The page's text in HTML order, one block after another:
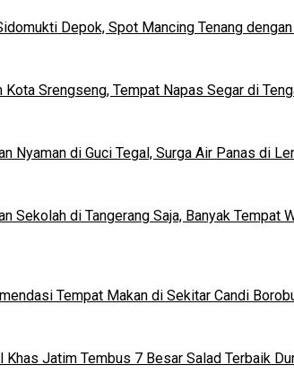
Depok, Spot Mancing Tenang
Kota Srengseng, Tempat Napas Segar di
Nyaman di Guci Tegal, Surga Air Panas di
Sekolah di Tangerang Saja, Banyak Tempat
Tempat Makan di Sekitar Candi
Khas Jatim Tembus 7 Besar Salad Terbaik